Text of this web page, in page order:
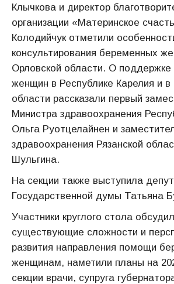
Клычкова и директор
организации «Материнское
Колодийчук отметили
консультирования беременных
Орловской области. О
женщин в Республике Карелия и в
области рассказали первый
Министра здравоохранения
Ольга Руотцелайнен и
здравоохранения Рязанской
Шульгина.
На секции также выступила
Государственной думы Татьяна
Участники круглого стола
существующие сложности и
развития направления помощи
женщинам, наметили планы на
секции врачи, супруга